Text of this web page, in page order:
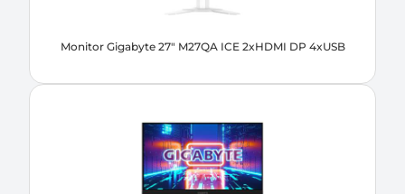
Monitor Gigabyte 27" M27QA ICE 2xHDMI DP 4xUSB